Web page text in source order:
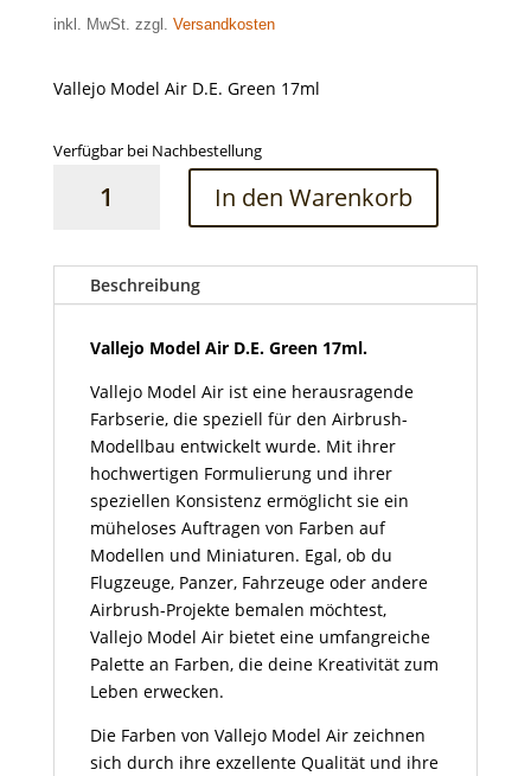
inkl. MwSt. zzgl. Versandkosten
Vallejo Model Air D.E. Green 17ml
Verfügbar bei Nachbestellung
Green
Menge
In den Warenkorb
Beschreibung
Vallejo Model Air D.E. Green 17ml.
Vallejo Model Air ist eine herausragende
Farbserie, die speziell für den Airbrush-
Modellbau entwickelt wurde. Mit ihrer
hochwertigen Formulierung und ihrer
speziellen Konsistenz ermöglicht sie ein
müheloses Auftragen von Farben auf
Modellen und Miniaturen. Egal, ob du
Flugzeuge, Panzer, Fahrzeuge oder andere
Airbrush-Projekte bemalen möchtest,
Vallejo Model Air bietet eine umfangreiche
Palette an Farben, die deine Kreativität zum
Leben erwecken.
Die Farben von Vallejo Model Air zeichnen
sich durch ihre exzellente Qualität und ihre